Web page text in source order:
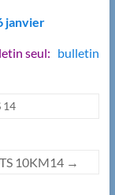
janvier
seul: bulletin
14
10KM14 →